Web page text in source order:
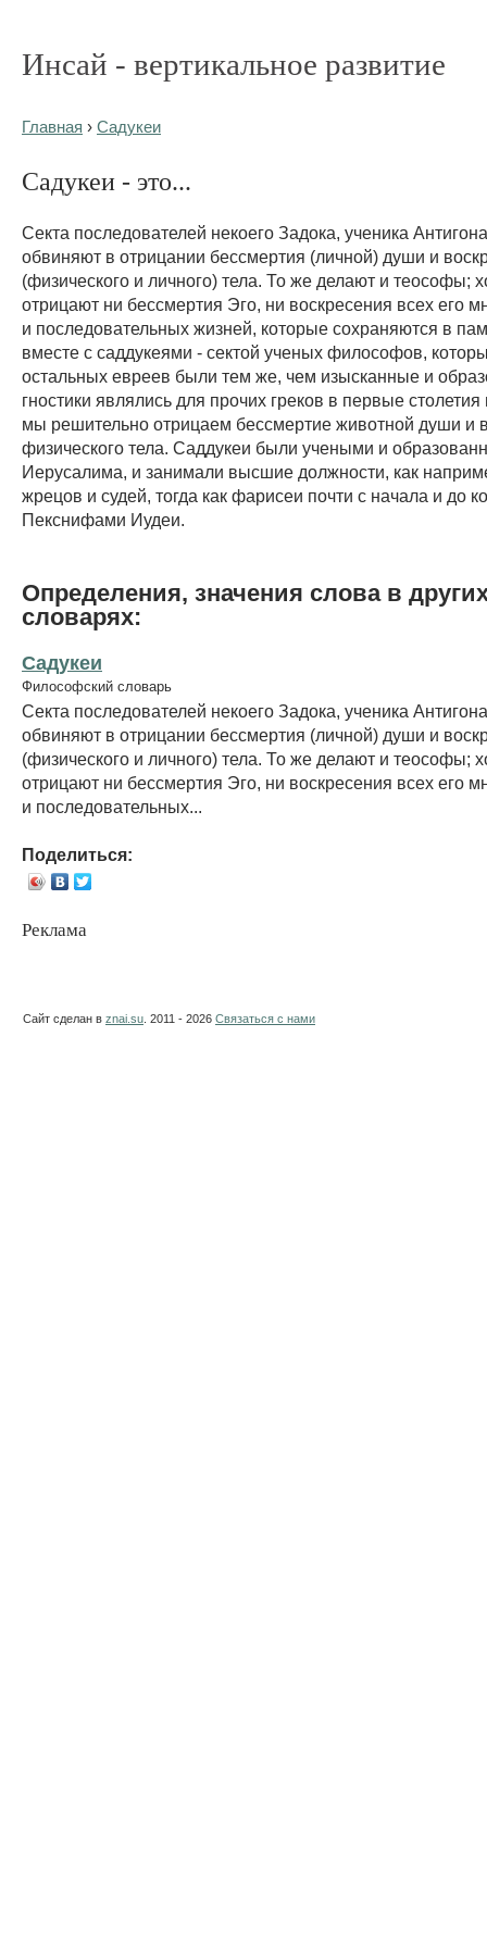
Инсай - вертикальное развитие
Главная › Садукеи
Садукеи - это...
Секта последователей некоего Задока, ученика
обвиняют в отрицании бессмертия (личной) души и
(физического и личного) тела. То же делают и теософы;
отрицают ни бессмертия Эго, ни воскресения всех его
и последовательных жизней, которые сохраняются в
вместе с саддукеями - сектой ученых философов,
остальных евреев были тем же, чем изысканные и
гностики являлись для прочих греков в первые
мы решительно отрицаем бессмертие животной души и
физического тела. Саддукеи были учеными и
Иерусалима, и занимали высшие должности, как
жрецов и судей, тогда как фарисеи почти с начала и до
Пекснифами Иудеи.
Определения, значения слова в
словарях:
Садукеи
Философский словарь
Секта последователей некоего Задока, ученика
обвиняют в отрицании бессмертия (личной) души и
(физического и личного) тела. То же делают и теософы;
отрицают ни бессмертия Эго, ни воскресения всех его
и последовательных...
Поделиться:
Реклама
Сайт сделан в znai.su . 2011 - 2026 Связаться с нами